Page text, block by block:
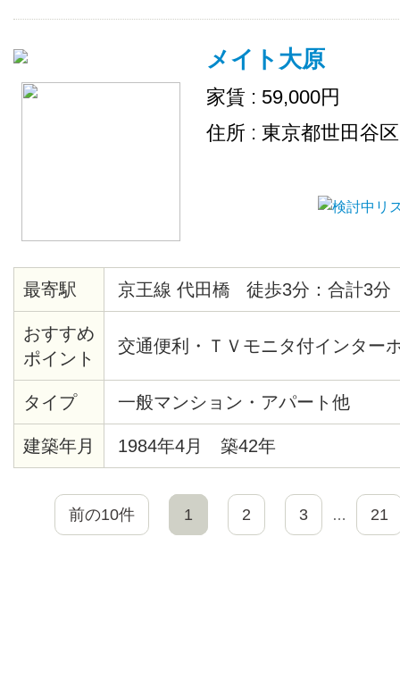
メイト大原
家賃 : 59,000円
住所 : 東京都世田谷
最寄駅 京王線 代田橋 徒歩3分：合計3分
おすすめ
ポイント
交通便利・ＴＶモニタ付インター
タイプ 一般マンション・アパート他
建築年月 1984年4月 築42年
前の10件 1 2 3 … 21